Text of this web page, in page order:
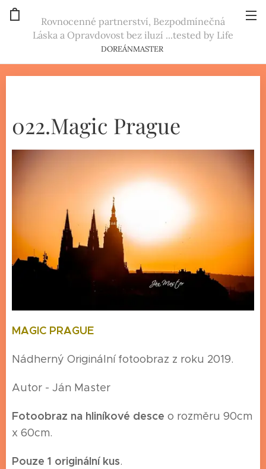
Rovnocenné partnerství, Bezpodmínečná
Láska a Opravdovost bez iluzí ...tested by Life
DOREÁNMASTER
022.Magic Prague
MAGIC PRAGUE
Nádherný Originální fotoobraz z roku 2019.
Autor - Ján Master
Fotoobraz na hliníkové desce o rozměru 90cm
x 60cm.
Pouze 1 originální kus.